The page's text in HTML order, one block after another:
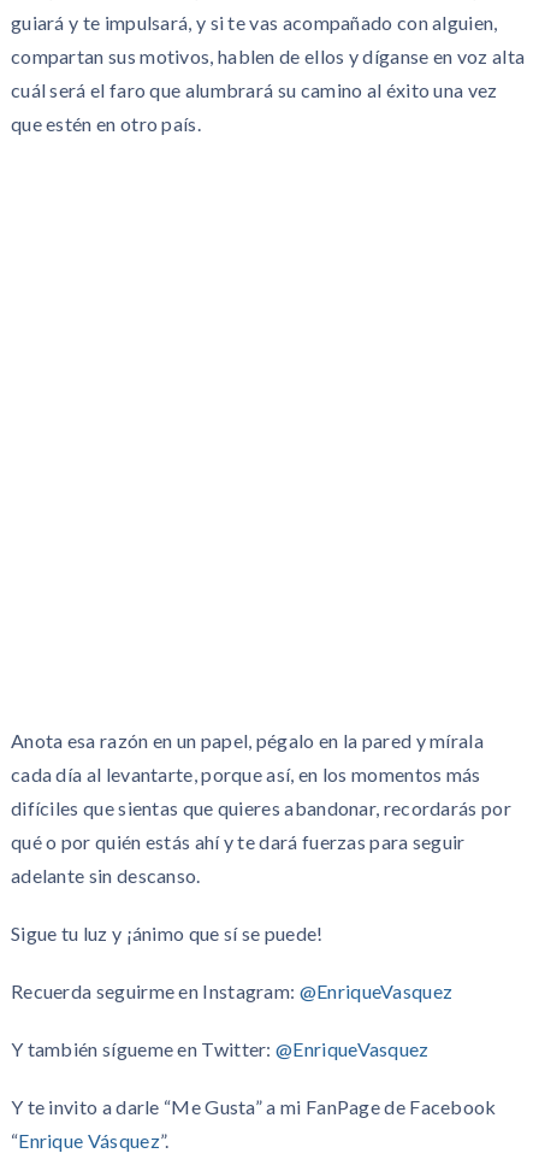
guiará y te impulsará, y si te vas acompañado con alguien,
compartan sus motivos, hablen de ellos y díganse en voz alta
cuál será el faro que alumbrará su camino al éxito una vez
que estén en otro país.
Anota esa razón en un papel, pégalo en la pared y mírala
cada día al levantarte, porque así, en los momentos más
difíciles que sientas que quieres abandonar, recordarás por
qué o por quién estás ahí y te dará fuerzas para seguir
adelante sin descanso.
Sigue tu luz y ¡ánimo que sí se puede!
Recuerda seguirme en Instagram: @EnriqueVasquez
Y también sígueme en Twitter:@EnriqueVasquez
Y te invito a darle “Me Gusta” a mi FanPage de Facebook
“Enrique Vásquez”.